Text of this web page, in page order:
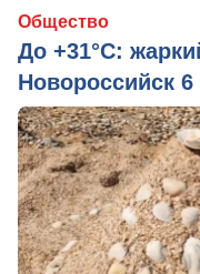
Общество
До +31°C:
Новороссийск 6